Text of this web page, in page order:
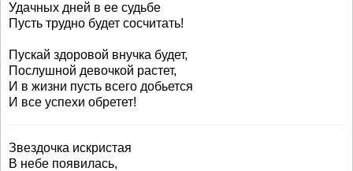
Удачных дней в ее судьбе
Пусть трудно будет сосчитать!
Пускай здоровой внучка будет,
Послушной девочкой растет,
И в жизни пусть всего добьется
И все успехи обретет!
Звездочка искристая
В небе появилась,